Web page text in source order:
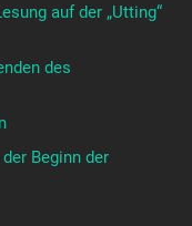
auf der „Utting“
des
Beginn der